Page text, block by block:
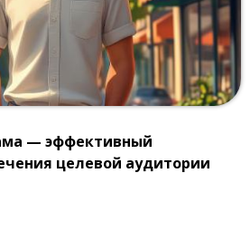
— эффективный
целевой аудитории